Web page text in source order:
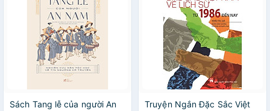
Sách Tang lễ của người An
Truyện Ngắn Đặc Sắc Việt